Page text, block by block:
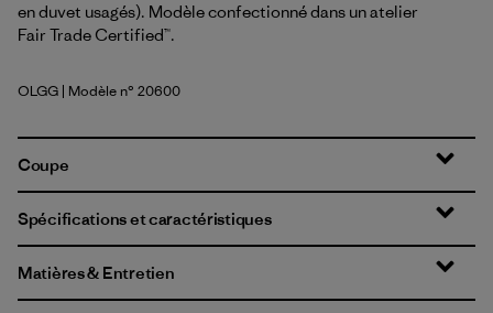
en duvet usagés). Modèle confectionné dans un atelier
Fair Trade Certified™.
Old Growth Green
OLGG | Modèle n° 20600
Coupe
Spécifications et caractéristiques
Matières & Entretien